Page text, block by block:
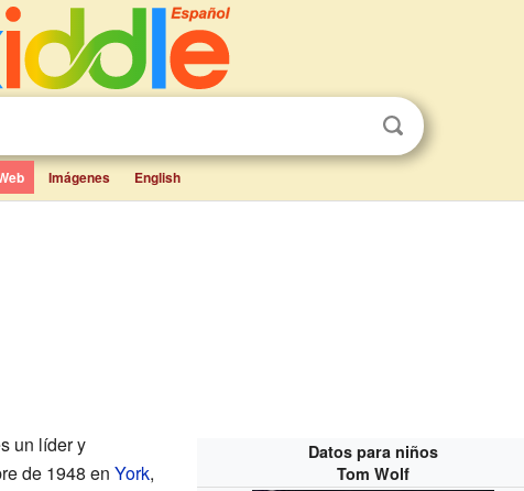
Imágenes English
Datos para niños
Tom Wolf
un líder y
de 1948 en York,